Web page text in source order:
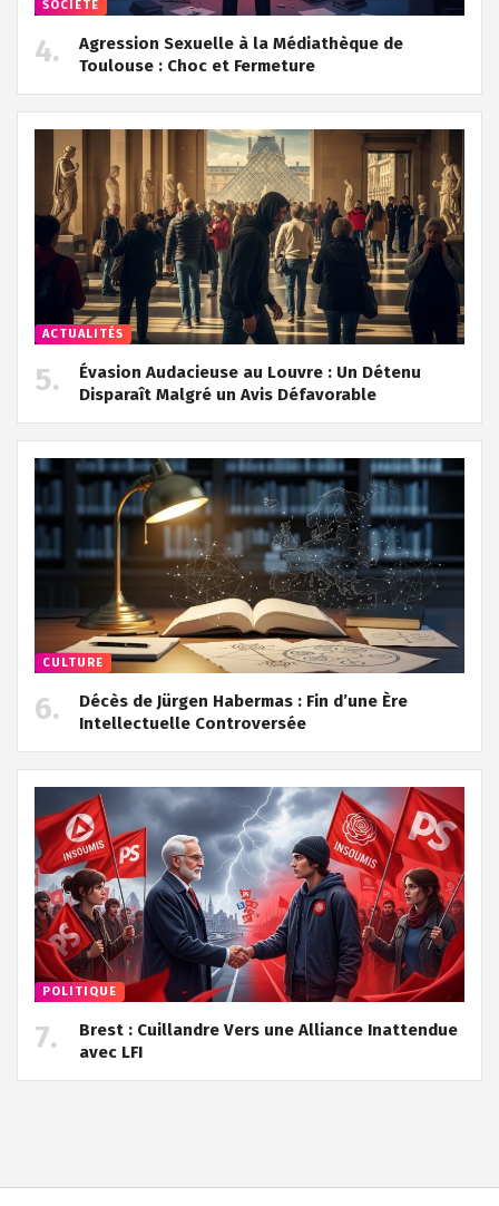
SOCIÉTÉ
Agression Sexuelle à la Médiathèque de
Toulouse : Choc et Fermeture
ACTUALITÉS
Évasion Audacieuse au Louvre : Un Détenu
Disparaît Malgré un Avis Défavorable
CULTURE
Décès de Jürgen Habermas : Fin d’une Ère
Intellectuelle Controversée
POLITIQUE
Brest : Cuillandre Vers une Alliance Inattendue
avec LFI